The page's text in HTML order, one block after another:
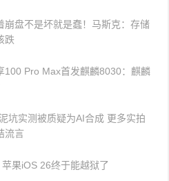
崩盘不是坏就是蠢！马斯克：存储
跌
100 Pro Max首发麒麟8030：麒麟
坑实测被质疑为AI合成 更多实拍
流言
果iOS 26终于能越狱了